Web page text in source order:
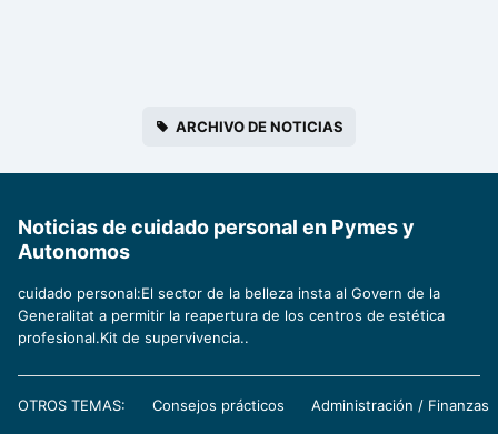
ARCHIVO DE NOTICIAS
Noticias de cuidado personal en Pymes y
Autonomos
cuidado personal:El sector de la belleza insta al Govern de la
Generalitat a permitir la reapertura de los centros de estética
profesional.Kit de supervivencia..
OTROS TEMAS: Consejos prácticos Administración / Finanzas